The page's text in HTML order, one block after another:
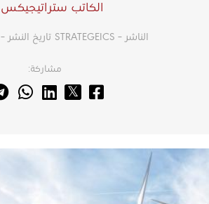
الكاتب ستراتيجيكس
الناشر – STRATEGEICS تاريخ النشر – ٢٢‏/٠٢‏/٢٠١٩
مشاركة: